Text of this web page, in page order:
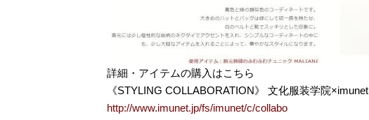
詳細・アイテムの購入はこちら
《STYLING COLLABORATION》 文化服装学院×imunet
http://www.imunet.jp/fs/imunet/c/collabo